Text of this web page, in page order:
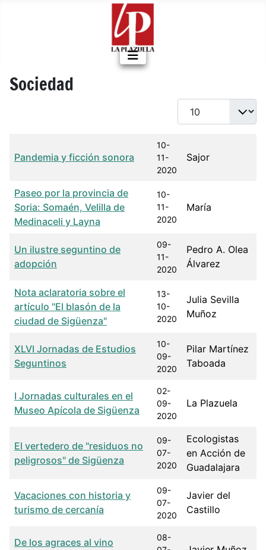
Sociedad
Cantidad a mostrar
Autor
Pandemia y ficción sonora
10-
11-
2020
Sajor
Paseo por la provincia de
Soria: Somaén, Velilla de
Medinaceli y Layna
10-
11-
2020
María
Un ilustre seguntino de
adopción
09-
11-
2020
Pedro A. Olea
Álvarez
Nota aclaratoria sobre el
artículo "El blasón de la
ciudad de Sigüenza"
13-
10-
2020
Julia Sevilla
Muñoz
XLVI Jornadas de Estudios
Seguntinos
10-
09-
2020
Pilar Martínez
Taboada
I Jornadas culturales en el
Museo Apícola de Sigüenza
02-
09-
2020
La Plazuela
El vertedero de "residuos no
peligrosos" de Sigüenza
09-
07-
2020
Ecologistas
en Acción de
Guadalajara
Vacaciones con historia y
turismo de cercanía
09-
07-
2020
Javier del
Castillo
De los agraces al vino
08-